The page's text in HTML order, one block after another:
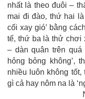
nhất là theo đuôi –
mai đi đào, thứ hai
cối xay gió’ bằng
tế, thứ ba là thử chơi
– dàn quân trên quá
hỏng bỏng không’,
nhiều luôn không
gì cả hay nôm na là